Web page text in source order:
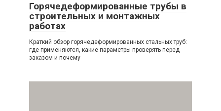
Горячедеформированные трубы в
строительных и монтажных
работах
Краткий обзор горячедеформированных стальных труб:
где применяются, какие параметры проверять перед
заказом и почему